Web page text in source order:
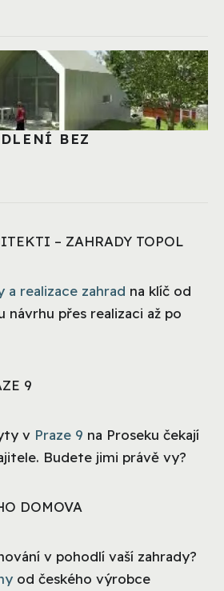
BEZ
– ZAHRADY TOPOL
a realizace zahrad na klíč od
přes realizaci až po
9
v Praze 9 na Proseku čekají
Budete jimi právě vy?
DOMOVA
v pohodlí vaší zahrady?
od českého výrobce